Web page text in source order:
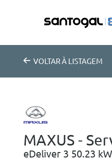
VOLTARÀ LISTAGEM
MAXUS -
eDeliver 3 50.23